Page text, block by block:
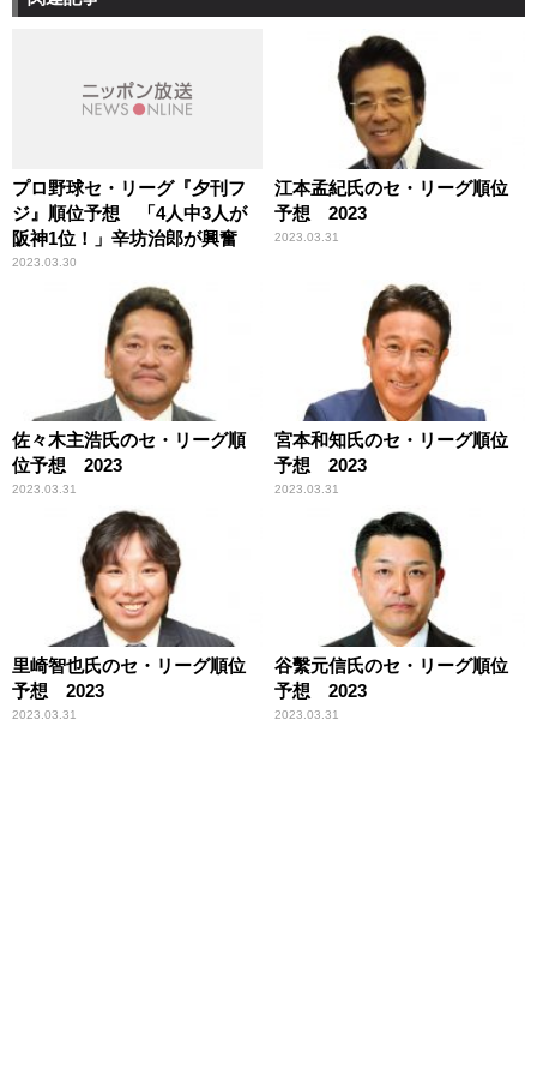
プロ野球セ・リーグ『夕刊フ
ジ』順位予想 「4人中3人が
阪神1位！」辛坊治郎が興奮
2023.03.30
江本孟紀氏のセ・リーグ順位
予想 2023
2023.03.31
佐々木主浩氏のセ・リーグ順
位予想 2023
2023.03.31
宮本和知氏のセ・リーグ順位
予想 2023
2023.03.31
里崎智也氏のセ・リーグ順位
予想 2023
2023.03.31
谷繫元信氏のセ・リーグ順位
予想 2023
2023.03.31